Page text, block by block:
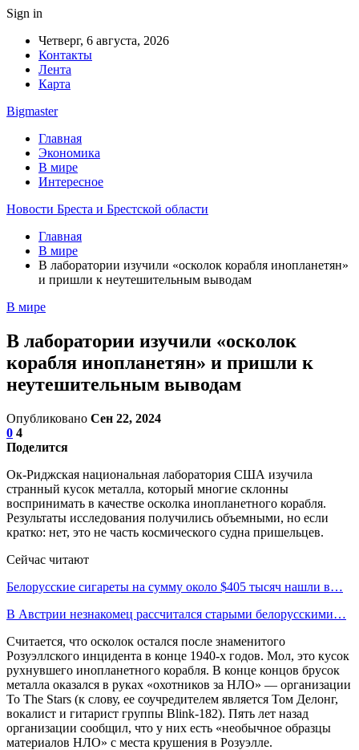
Sign in
Четверг, 6 августа, 2026
Контакты
Лента
Карта
Bigmaster
Главная
Экономика
В мире
Интересное
Новости Бреста и Брестской области
Главная
В мире
В лаборатории изучили «осколок корабля инопланетян»
и пришли к неутешительным выводам
В мире
В лаборатории изучили «осколок
корабля инопланетян» и пришли к
неутешительным выводам
Опубликовано Сен 22, 2024
0 4
Поделится
Ок-Риджская национальная лаборатория США изучила
странный кусок металла, который многие склонны
воспринимать в качестве осколка инопланетного корабля.
Результаты исследования получились объемными, но если
кратко: нет, это не часть космического судна пришельцев.
Сейчас читают
Белорусские сигареты на сумму около $405 тысяч нашли в…
В Австрии незнакомец рассчитался старыми белорусскими…
Считается, что осколок остался после знаменитого
Розуэллского инцидента в конце 1940-х годов. Мол, это кусок
рухнувшего инопланетного корабля. В конце концов брусок
металла оказался в руках «охотников за НЛО» — организации
To The Stars (к слову, ее соучредителем является Том Делонг,
вокалист и гитарист группы Blink-182). Пять лет назад
организации сообщил, что у них есть «необычное образцы
материалов НЛО» с места крушения в Розуэлле.